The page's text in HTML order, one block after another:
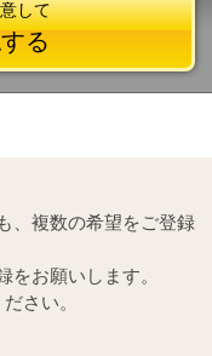
して
る
、複数の希望をご登録
お願いします。
さい。